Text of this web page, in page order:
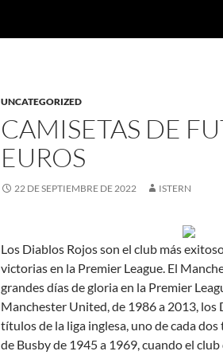
UNCATEGORIZED
CAMISETAS DE
EUROS
22 DE SEPTIEMBRE DE 2022 ISTERN
Los Diablos Rojos son el club más
victorias en la Premier League. El
grandes días de gloria en la Premier
Manchester United, de 1986 a 2013, los
títulos de la liga inglesa, uno de cada
de Busby de 1945 a 1969, cuando el